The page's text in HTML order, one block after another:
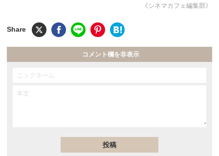
《シネマカフェ編集部》
コメント欄を非表示